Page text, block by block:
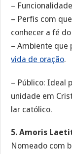
–
– Perfis com
conhecer a fé
– Ambiente que
vida de oração.
– Público: Ideal
unidade em
lar católico.
5. Amoris
Nomeado com